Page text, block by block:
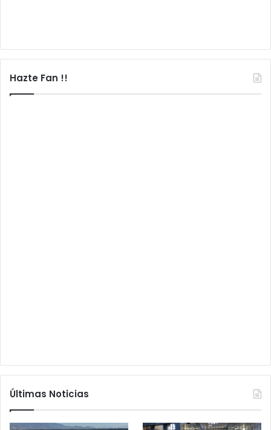
Hazte Fan !!
Últimas Noticias